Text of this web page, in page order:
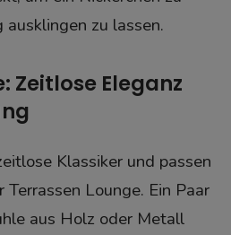
ausklingen zu lassen.
Zeitlose Eleganz
Klassiker und passen
Lounge. Ein Paar
aus Holz oder Metall